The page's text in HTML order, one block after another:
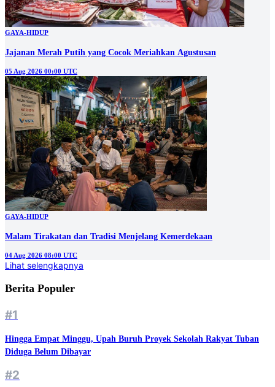
GAYA-HIDUP
Jajanan Merah Putih yang Cocok Meriahkan Agustusan
05 Aug 2026 00:00 UTC
GAYA-HIDUP
Malam Tirakatan dan Tradisi Menjelang Kemerdekaan
04 Aug 2026 08:00 UTC
Lihat selengkapnya
Berita Populer
#1
Hingga Empat Minggu, Upah Buruh Proyek Sekolah Rakyat Tuban
Diduga Belum Dibayar
#2